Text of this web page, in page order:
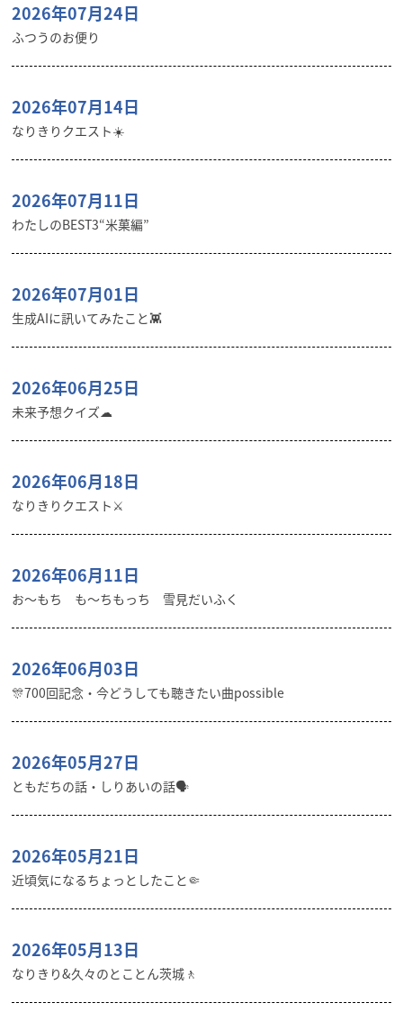
2026年07月24日
ふつうのお便り
2026年07月14日
なりきりクエスト☀️
2026年07月11日
わたしのBEST3“米菓編”
2026年07月01日
生成AIに訊いてみたこと👾
2026年06月25日
未来予想クイズ☁︎
2026年06月18日
なりきりクエスト⚔️
2026年06月11日
お〜もち も〜ちもっち 雪見だいふく
2026年06月03日
🎊700回記念・今どうしても聴きたい曲possible
2026年05月27日
ともだちの話・しりあいの話🗣️
2026年05月21日
近頃気になるちょっとしたこと🤏
2026年05月13日
なりきり&久々のとことん茨城🚶